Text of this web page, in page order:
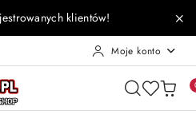
klientów!
Moje konto